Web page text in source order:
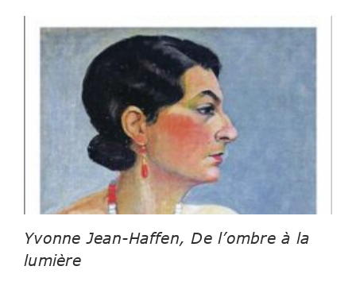
Yvonne Jean-Haffen, De l’ombre à la
lumière